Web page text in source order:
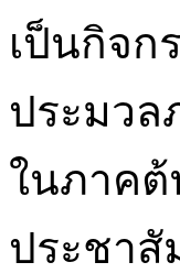
เป็นกิจก
ประมวล
ในภาคต้
ประชาสั